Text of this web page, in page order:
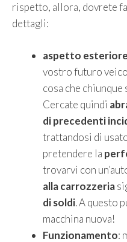
rispetto, allora, dovrete
dettagli:
aspetto esteriore
vostro futuro
cosa che
Cercate quindi
di precedenti
trattandosi di
pretendere la
trovarvi con
alla carrozzeria
di soldi. A questo
macchina nuova!
Funzionamento: